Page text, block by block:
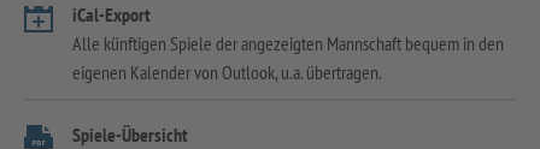
iCal-Export
Alle künftigen Spiele der angezeigten Mannschaft bequem in den
eigenen Kalender von Outlook, u.a. übertragen.
Spiele-Übersicht